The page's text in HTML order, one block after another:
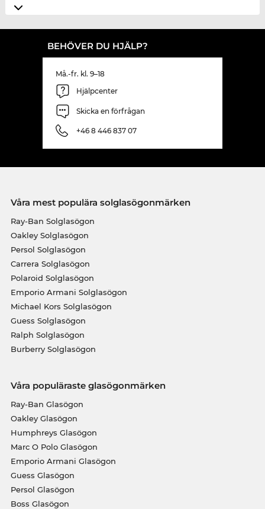
BEHÖVER DU HJÄLP?
Må.-fr. kl. 9–18
Hjälpcenter
Skicka en förfrågan
+46 8 446 837 07
Våra mest populära solglasögonmärken
Ray-Ban Solglasögon
Oakley Solglasögon
Persol Solglasögon
Carrera Solglasögon
Polaroid Solglasögon
Emporio Armani Solglasögon
Michael Kors Solglasögon
Guess Solglasögon
Ralph Solglasögon
Burberry Solglasögon
Våra populäraste glasögonmärken
Ray-Ban Glasögon
Oakley Glasögon
Humphreys Glasögon
Marc O Polo Glasögon
Emporio Armani Glasögon
Guess Glasögon
Persol Glasögon
Boss Glasögon